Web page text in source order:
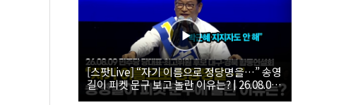
[스팟Live] “자기 이름으로 정당명을…” 송영
길이 피켓 문구 보고 놀란 이유는? | 26.08.09
더불어민주당 당대표·최고위원 후보 대구·경